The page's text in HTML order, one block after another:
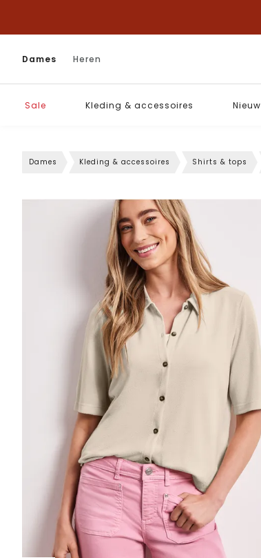
Dames Heren
Sale Kleding & accessoires Nieuw
Dames Kleding & accessoires Shirts & tops